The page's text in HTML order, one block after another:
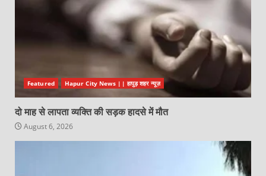
Featured Hapur City News || हापुड़ शहर न्यूज़
दो माह से लापता व्यक्ति की सड़क हादसे में मौत
August 6, 2026